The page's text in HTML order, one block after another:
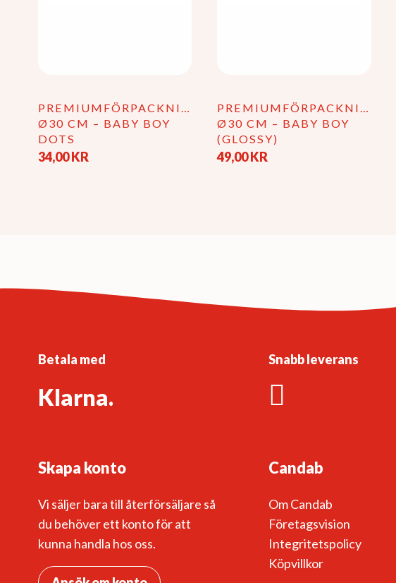
PREMIUMFÖRPACKNING
Ø30 CM – BABY BOY
DOTS
34,00KR
PREMIUMFÖRPACKNING
Ø30 CM – BABY BOY
(GLOSSY)
49,00KR
Skapa konto
Vi säljer bara till återförsäljare så
du behöver ett konto för att
kunna handla hos oss.
Candab
Om Candab
Företagsvision
Integritetspolicy
Köpvillkor
Betala med
Klarna.
Snabb leverans